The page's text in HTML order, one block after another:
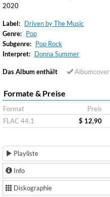
2020
Label: Driven by The Music
Genre: Pop
Subgenre: Pop Rock
Interpret: Donna Summer
Das Album enthält Albumcover
Formate & Preise
Format Preis
FLAC 44.1
$ 12,90
Playliste
Info
Diskographie